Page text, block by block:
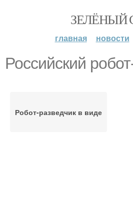
ЗЕЛЁНЫЙ
главная новости
Российский
Робот-разведчик в виде